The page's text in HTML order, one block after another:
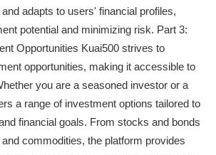
adapts to users' financial profiles,
potential and minimizing risk. Part 3:
Opportunities Kuai500 strives to
opportunities, making it accessible to
you are a seasoned investor or a
a range of investment options tailored to
financial goals. From stocks and bonds
commodities, the platform provides